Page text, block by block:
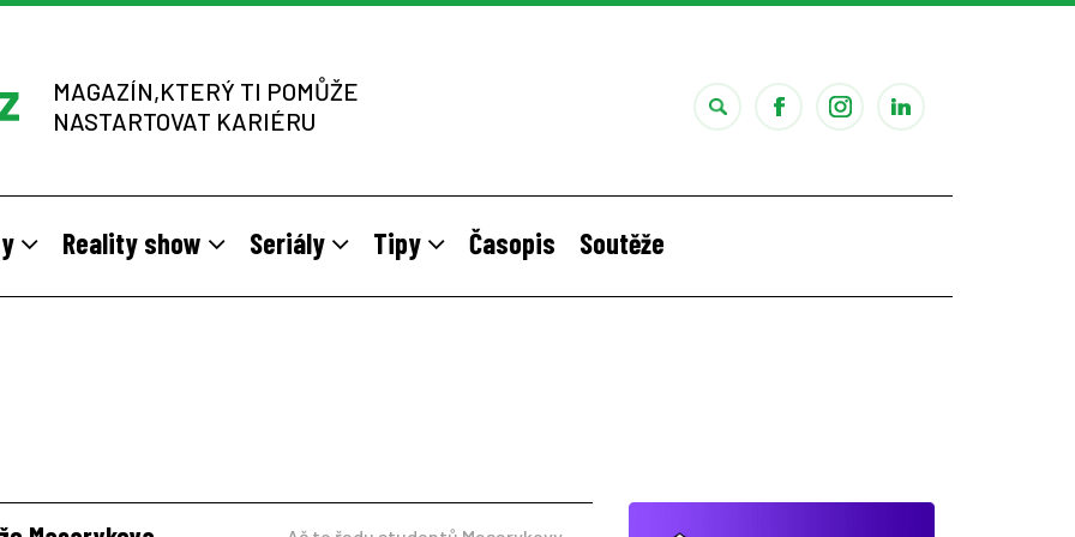
MAGAZÍN,KTERÝ TI POMŮŽE
NASTARTOVAT KARIÉRU
Reality show Seriály Tipy Časopis Soutěže